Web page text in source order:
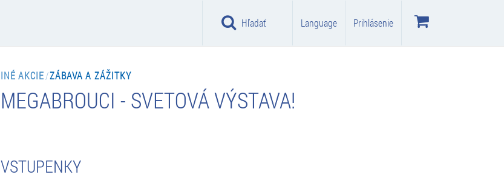
Hľadať Language Prihlásenie
INÉ AKCIE/ZÁBAVA A ZÁŽITKY
MEGABROUCI - SVETOVÁ VÝSTAVA!
VSTUPENKY